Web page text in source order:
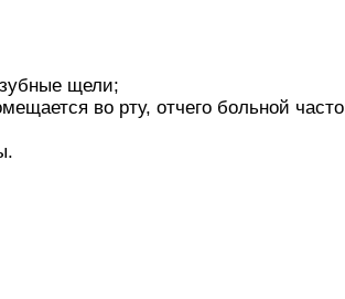
щели;
во рту, отчего больной часто